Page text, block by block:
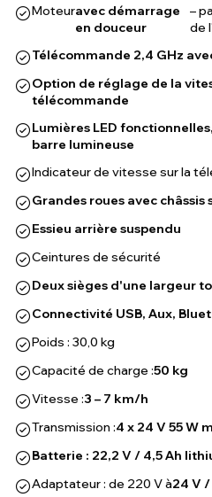
Moteuravec démarrage
en douceur
–
de
Télécommande 2,4 GHz
Option de réglage de la
télécommande
Lumières LED
barre lumineuse
Indicateur de vitesse sur la
Grandes roues avec châssis
Essieu arrière suspendu
Ceintures de sécurité
Deux sièges d'une largeur
Connectivité USB, Aux,
Poids : 30,0 kg
Capacité de charge :50 kg
Vitesse :3 – 7 km/h
Transmission :4 x 24 V 55 W
Batterie : 22,2 V / 4,5 Ah
Adaptateur : de 220 V à24 V